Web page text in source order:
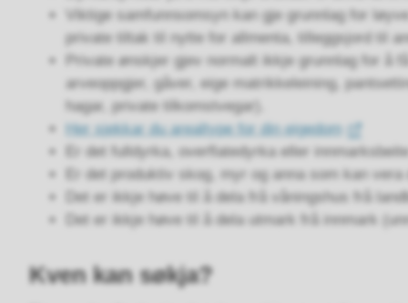
Viktige samfunnsomsyn kan gje grunnlag for
private tiltak til nytte for allmenta, tilleggsjord til
Private ønskjer gjev normalt ikkje grunnlag for å
arveoppgjer, gåver, eige matrikkeleining,
hagar, private tilkomstvegar).
Her sjekkar du arealtype for din eigedom
Er det fulldyrka, overflatedyrka eller
Er det produktiv skog, myr og anna som kan
Det er ikkje høve til å dela frå våningshus frå
Det er ikkje høve til å dela utmark frå innmark
Kven kan søkja?